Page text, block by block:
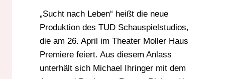
„Sucht nach Leben“ heißt die neue
Produktion des TUD Schauspielstudios,
die am 26. April im Theater Moller Haus
Premiere feiert. Aus diesem Anlass
unterhält sich Michael Ihringer mit dem